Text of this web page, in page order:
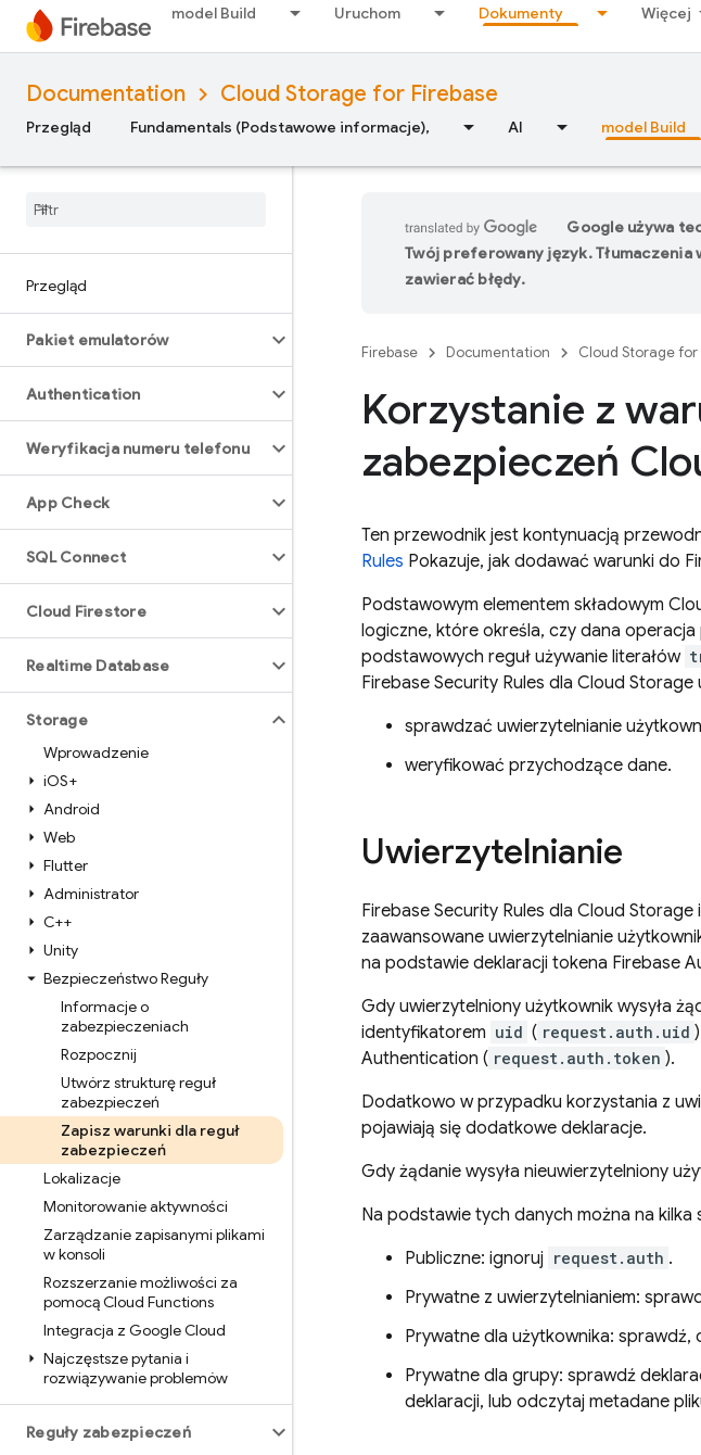
model Build Uruchom Dokumenty Więcej
Documentation Cloud Storage for Firebase
Przegląd Fundamentals (Podstawowe informacje), AI model Build
Przegląd
Pakiet emulatorów
Authentication
Weryfikacja numeru telefonu
App Check
SQL Connect
Cloud Firestore
Realtime Database
Storage
Wprowadzenie
iOS+
Android
Web
Flutter
Administrator
C++
Unity
Bezpieczeństwo Reguły
Informacje o
zabezpieczeniach
Rozpocznij
Utwórz strukturę reguł
zabezpieczeń
Zapisz warunki dla reguł
zabezpieczeń
Lokalizacje
Monitorowanie aktywności
Zarządzanie zapisanymi plikami
w konsoli
Rozszerzanie możliwości za
pomocą Cloud Functions
Integracja z Google Cloud
Najczęstsze pytania i
rozwiązywanie problemów
Reguły zabezpieczeń
Google używa
Twój preferowany język.
zawierać błędy.
Firebase Documentation Cloud Storage for
Korzystanie z
zabezpieczeń
Ten przewodnik jest kontynuacją
Rules Pokazuje, jak dodawać warunki do
Podstawowym elementem składowym
logiczne, które określa, czy dana
podstawowych reguł używanie literałów
Firebase Security Rules dla Cloud Storage
sprawdzać uwierzytelnianie
weryfikować przychodzące dane.
Uwierzytelnianie
Firebase Security Rules dla Cloud Storage
zaawansowane uwierzytelnianie
na podstawie deklaracji tokena Firebase
Gdy uwierzytelniony użytkownik wysyła
identyfikatorem uid ( request.auth.uid
Authentication ( request.auth.token ).
Dodatkowo w przypadku korzystania z
pojawiają się dodatkowe deklaracje.
Gdy żądanie wysyła nieuwierzytelniony
Na podstawie tych danych można na
Publiczne: ignoruj request.auth .
Prywatne z uwierzytelnianiem:
Prywatne dla użytkownika: sprawdź,
Prywatne dla grupy: sprawdź
deklaracji, lub odczytaj metadane